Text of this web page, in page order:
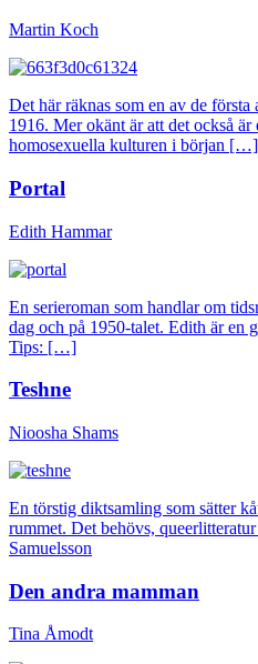
Martin Koch
Det här räknas som en av de
1916. Mer okänt är att det också
homosexuella kulturen i början […]
Portal
Edith Hammar
En serieroman som handlar om
dag och på 1950-talet. Edith är en
Tips: […]
Teshne
Nioosha Shams
En törstig diktsamling som sätter
rummet. Det behövs,
Samuelsson
Den andra mamman
Tina Åmodt